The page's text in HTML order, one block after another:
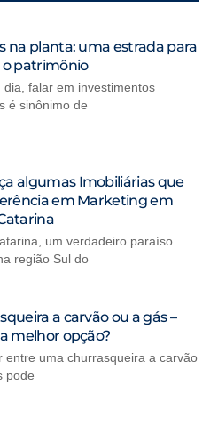
na planta: uma estrada para
patrimônio
dia, falar em investimentos
é sinônimo de
algumas Imobiliárias que
em Marketing em
um verdadeiro paraíso
região Sul do
a carvão ou a gás –
melhor opção?
entre uma churrasqueira a carvão
pode